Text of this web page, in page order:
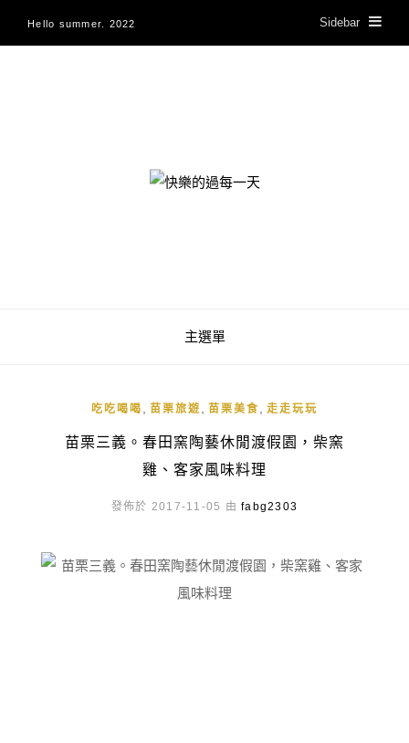
Hello summer. 2022 Sidebar
快樂的過每一天
主選單
吃吃喝喝 苗栗旅遊 苗栗美食 走走玩玩
苗栗三義。春田窯陶藝休閒渡假園，柴窯
雞、客家風味料理
發佈於 2017-11-05 由fabg2303